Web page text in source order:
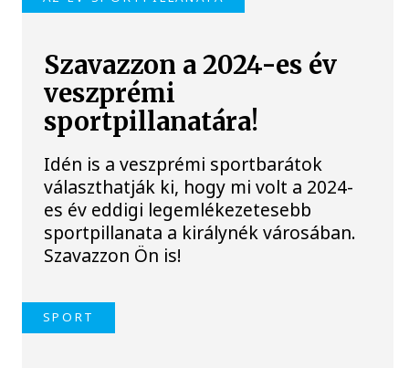
Szavazzon a 2024-es év
veszprémi
sportpillanatára!
Idén is a veszprémi sportbarátok
választhatják ki, hogy mi volt a 2024-
es év eddigi legemlékezetesebb
sportpillanata a királynék városában.
Szavazzon Ön is!
SPORT